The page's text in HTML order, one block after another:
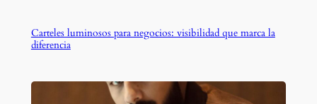
Carteles luminosos para negocios: visibilidad que marca la
diferencia